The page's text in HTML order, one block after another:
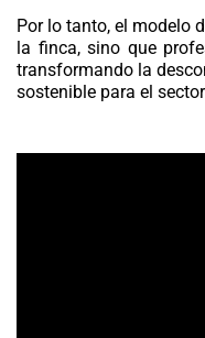
Por lo tanto, el modelo
la finca, sino que
transformando la
sostenible para el